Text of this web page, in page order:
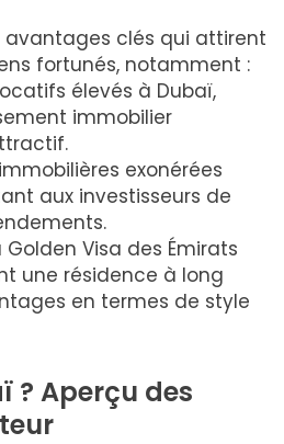
avantages clés qui attirent
fortunés, notamment :
élevés à Dubaï,
immobilier
exonérées
aux investisseurs de
Visa des Émirats
une résidence à long
en termes de style
? Aperçu des